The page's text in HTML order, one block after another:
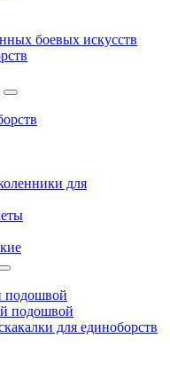
боевых искусств
для
подошвой
подошвой
для единоборств